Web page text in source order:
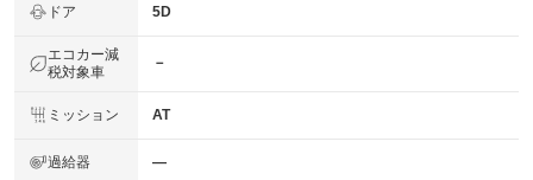
ドア 5D
エコカー減
税対象車
－
ミッション AT
過給器 ―